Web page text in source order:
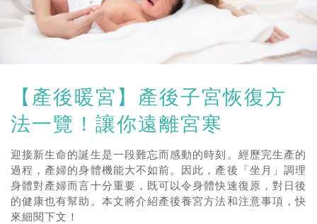
【產後暖宮】產後子宮恢復方
法一覽！讓你遠離宮寒
迎接新生命的誕生是一段難忘而感動的時刻。經歷完生產的
過程，產婦的身體機能大不如前。因此，產後「坐月」調理
身體對產婦而言十分重要，既可以令身體快速復原，對日後
的健康也有幫助。本文將介紹產後養宮方法和注意事項，快
來細閱下文！